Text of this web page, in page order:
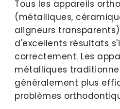
Tous les appareils
(métalliques,
aligneurs
d'excellents résultats
correctement. Les
métalliques
généralement plus
problèmes